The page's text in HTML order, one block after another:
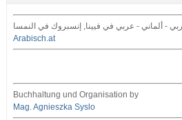
- ألماني - عربي في فيينا, إنسبروك في النمسا
Arabisch.at
Buchhaltung und Organisation by
Mag. Agnieszka Syslo